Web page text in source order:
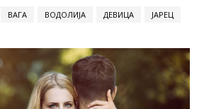
ВАГА ВОДОЛИЈА ДЕВИЦА ЈАРЕЦ